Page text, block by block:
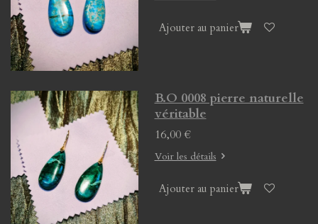
Ajouter au panier
B.O 0008 pierre naturelle
véritable
16,00 €
Voir les détails
Ajouter au panier